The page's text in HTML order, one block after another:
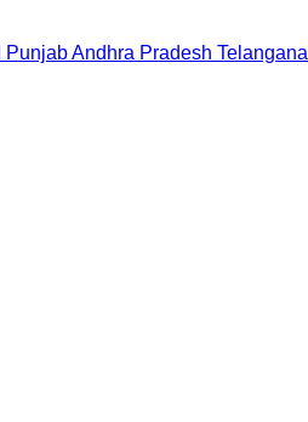
PunjabAndhra Pradesh Telangana